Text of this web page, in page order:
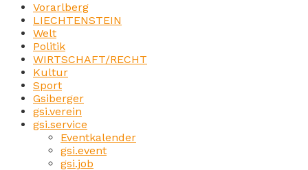
Vorarlberg
LIECHTENSTEIN
Welt
Politik
WIRTSCHAFT/RECHT
Kultur
Sport
Gsiberger
gsi.verein
gsi.service
Eventkalender
gsi.event
gsi.job